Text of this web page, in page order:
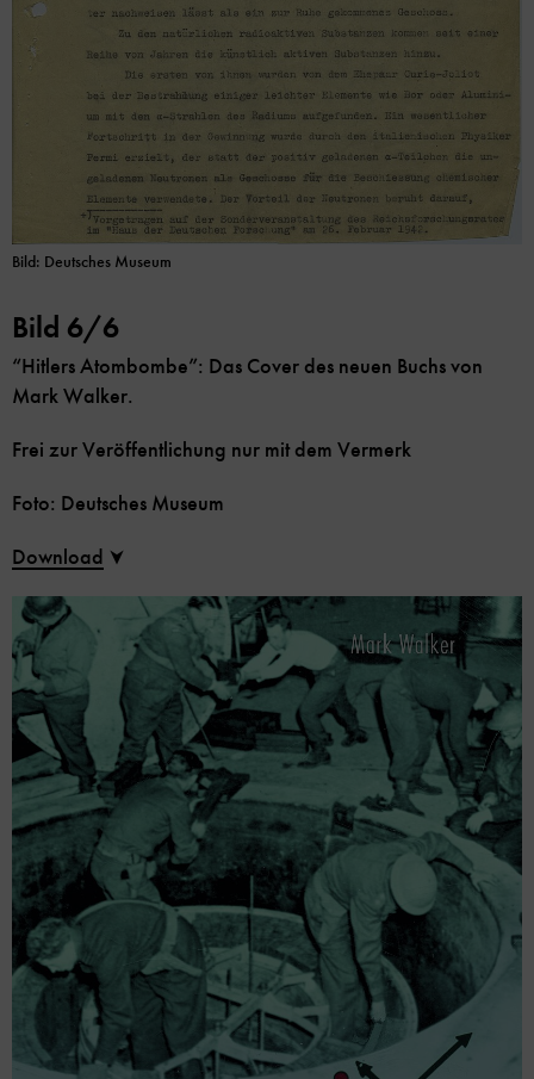
Bild: Deutsches Museum
Bild 6/6
“Hitlers Atombombe”: Das Cover des neuen Buchs von
Mark Walker.
Frei zur Veröffentlichung nur mit dem Vermerk
Foto: Deutsches Museum
Download